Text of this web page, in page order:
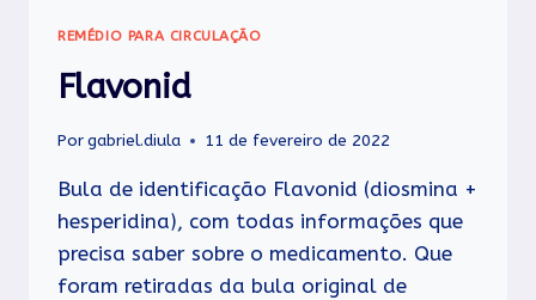
REMÉDIO PARA CIRCULAÇÃO
Flavonid
Porgabriel.diula 11 de fevereiro de 2022
Bula de identificação Flavonid (diosmina +
hesperidina), com todas informações que
precisa saber sobre o medicamento. Que
foram retiradas da bula original de